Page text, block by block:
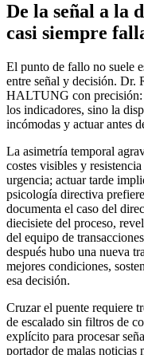
De la señal a la
casi siempre
El punto de fallo no suele
entre señal y decisión.
HALTUNG con precisión:
los indicadores, sino la
incómodas y actuar antes
La asimetría temporal
costes visibles y
urgencia; actuar tarde
psicología directiva
documenta el caso del
diecisiete del proceso,
del equipo de
después hubo una nueva
mejores condiciones,
esa decisión.
Cruzar el puente requiere
de escalado sin filtros de
explícito para procesar
portador de malas noticias